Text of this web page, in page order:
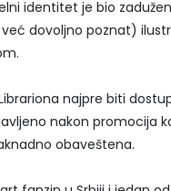
identitet je bio zadužen
dovoljno poznat)
najpre biti
nakon promocija
obaveštena.